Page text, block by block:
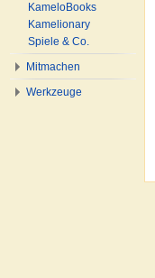
KameloBooks
Kamelionary
Spiele & Co.
Mitmachen
Werkzeuge